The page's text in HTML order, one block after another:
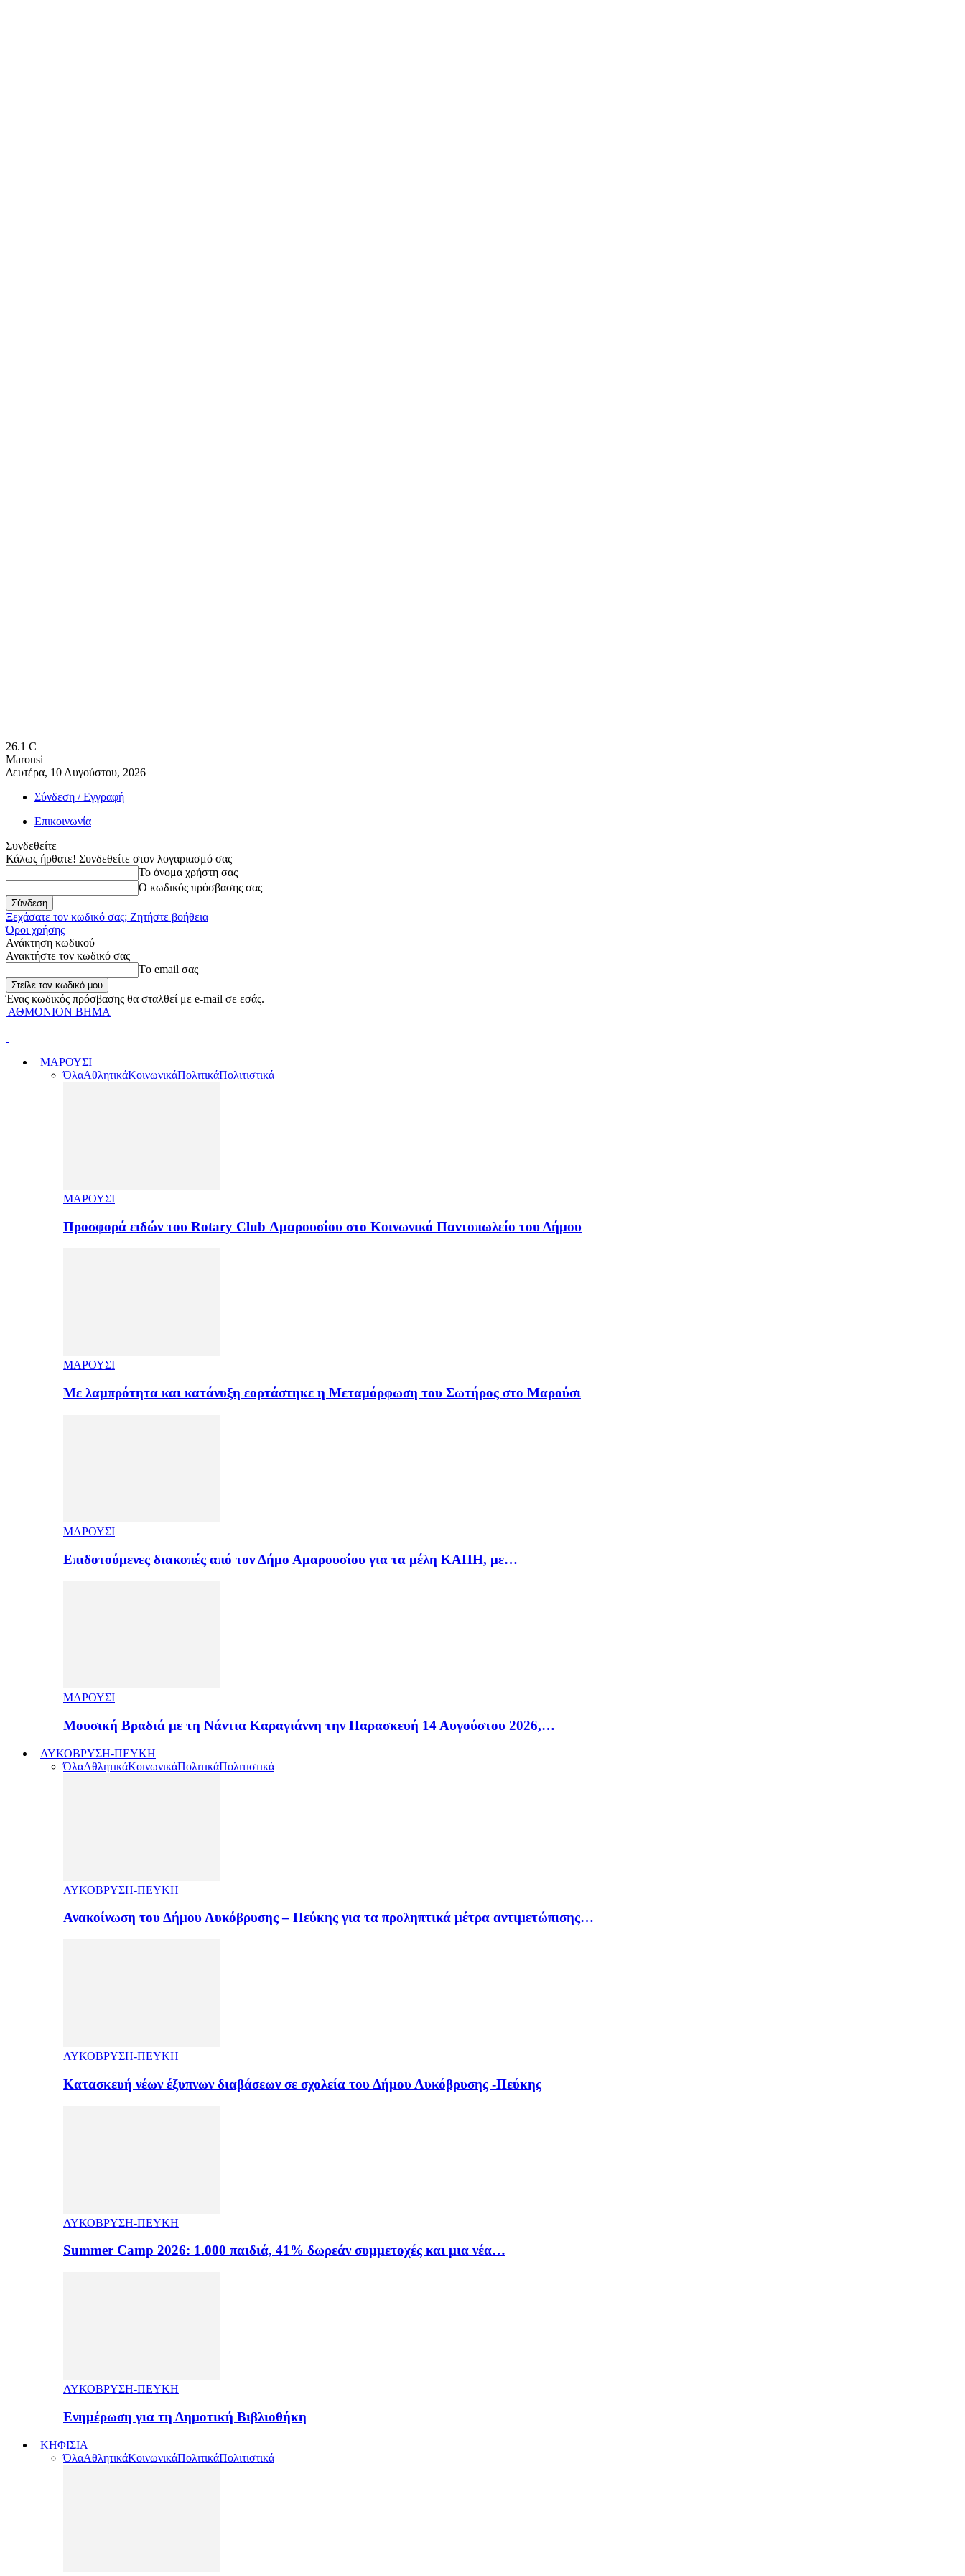
26.1 C
Marousi
Δευτέρα, 10 Αυγούστου, 2026
Σύνδεση / Εγγραφή
Επικοινωνία
Συνδεθείτε
Κάλως ήρθατε! Συνδεθείτε στον λογαριασμό σας
Το όνομα χρήστη σας
Ο κωδικός πρόσβασης σας
Ξεχάσατε τον κωδικό σας; Ζητήστε βοήθεια
Όροι χρήσης
Ανάκτηση κωδικού
Ανακτήστε τον κωδικό σας
Tο email σας
Ένας κωδικός πρόσβασης θα σταλθεί με e-mail σε εσάς.
ΑΘΜΟΝΙΟΝ ΒΗΜΑ
ΜΑΡΟΥΣΙ
ΌλαΑθλητικάΚοινωνικάΠολιτικάΠολιτιστικά
ΜΑΡΟΥΣΙ
Προσφορά ειδών του Rotary Club Αμαρουσίου στο Κοινωνικό Παντοπωλείο του Δήμου
ΜΑΡΟΥΣΙ
Με λαμπρότητα και κατάνυξη εορτάστηκε η Μεταμόρφωση του Σωτήρος στο Μαρούσι
ΜΑΡΟΥΣΙ
Επιδοτούμενες διακοπές από τον Δήμο Αμαρουσίου για τα μέλη ΚΑΠΗ, με…
ΜΑΡΟΥΣΙ
Μουσική Βραδιά με τη Νάντια Καραγιάννη την Παρασκευή 14 Αυγούστου 2026,…
ΛΥΚΟΒΡΥΣΗ-ΠΕΥΚΗ
ΌλαΑθλητικάΚοινωνικάΠολιτικάΠολιτιστικά
ΛΥΚΟΒΡΥΣΗ-ΠΕΥΚΗ
Ανακοίνωση του Δήμου Λυκόβρυσης – Πεύκης για τα προληπτικά μέτρα αντιμετώπισης…
ΛΥΚΟΒΡΥΣΗ-ΠΕΥΚΗ
Κατασκευή νέων έξυπνων διαβάσεων σε σχολεία του Δήμου Λυκόβρυσης -Πεύκης
ΛΥΚΟΒΡΥΣΗ-ΠΕΥΚΗ
Summer Camp 2026: 1.000 παιδιά, 41% δωρεάν συμμετοχές και μια νέα…
ΛΥΚΟΒΡΥΣΗ-ΠΕΥΚΗ
Ενημέρωση για τη Δημοτική Βιβλιοθήκη
ΚΗΦΙΣΙΑ
ΌλαΑθλητικάΚοινωνικάΠολιτικάΠολιτιστικά